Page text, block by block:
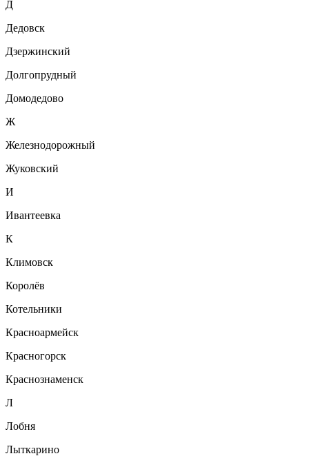
Д
Дедовск
Дзержинский
Долгопрудный
Домодедово
Ж
Железнодорожный
Жуковский
И
Ивантеевка
К
Климовск
Королёв
Котельники
Красноармейск
Красногорск
Краснознаменск
Л
Лобня
Лыткарино